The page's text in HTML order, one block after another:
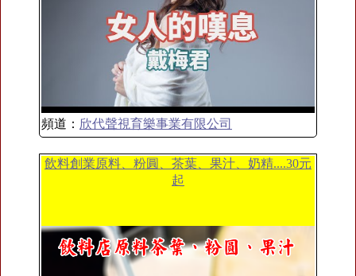
頻道： 欣代聲視育樂事業有限公司
飲料創業原料、粉圓、茶葉、果汁、奶精....30元
起